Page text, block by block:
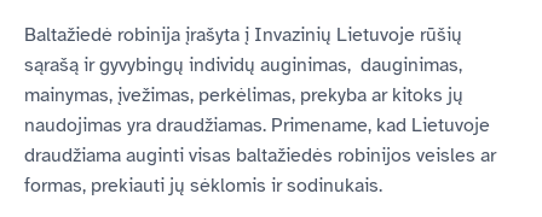
Baltažiedė robinija įrašyta į Invazinių Lietuvoje rūšių
sąrašą ir gyvybingų individų auginimas, dauginimas,
mainymas, įvežimas, perkėlimas, prekyba ar kitoks jų
naudojimas yra draudžiamas. Primename, kad Lietuvoje
draudžiama auginti visas baltažiedės robinijos veisles ar
formas, prekiauti jų sėklomis ir sodinukais.